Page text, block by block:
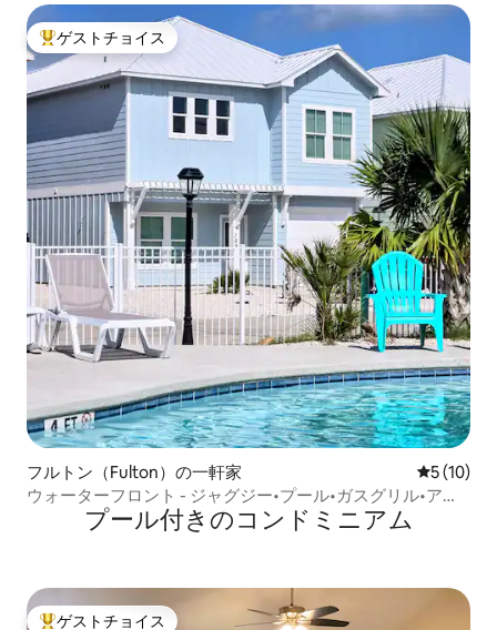
大好評のゲストチョイスです。
ゲストチョイス
フルトン（Fulton）の一軒家 レビュー
5 (10)
ウォーターフロント - ジャグジー•プール•ガスグリル•アー
プール付きのコンドミニアム
ゲストチョイス